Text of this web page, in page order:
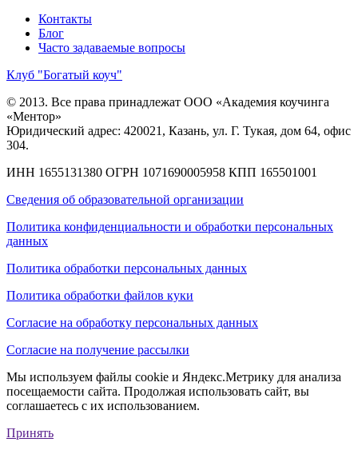
Контакты
Блог
Часто задаваемые вопросы
Клуб "Богатый коуч"
© 2013. Все права принадлежат ООО «Академия коучинга
«Ментор»
Юридический адрес: 420021, Казань, ул. Г. Тукая, дом 64, офис
304.
ИНН 1655131380 ОГРН 1071690005958 КПП 165501001
Сведения об образовательной организации
Политика конфиденциальности и обработки персональных
данных
Политика обработки персональных данных
Политика обработки файлов куки
Согласие на обработку персональных данных
Согласие на получение рассылки
Мы используем файлы cookie и Яндекс.Метрику для анализа
посещаемости сайта. Продолжая использовать сайт, вы
соглашаетесь с их использованием.
Принять